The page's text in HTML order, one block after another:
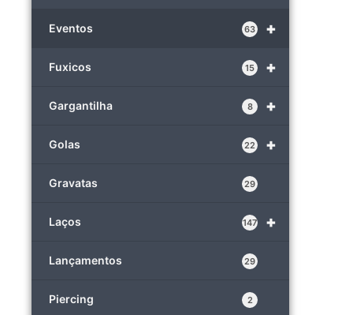
+
Eventos 63
+
Fuxicos 15
+
Gargantilha 8
+
Golas 22
Gravatas 29
+
Laços 147
Lançamentos 29
Piercing 2